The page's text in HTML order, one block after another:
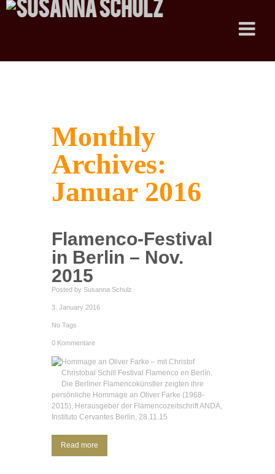
Monthly
Archives:
Januar 2016
Flamenco-Festival
in Berlin – Nov.
2015
Posted by Susanna Schulz
3. January 2016
No Tags
0 Kommentare
Hommage an Oliver Farke – mit Christof
Christobal Schill Festival Flamenco en Berlín.
Die Berliner Flamencokünstler zeigten ihre
persönliche Hommage an Oliver Farke (1968-
2015), Herausgeber der Flamencozeitschrift ANDA,
Instituto Cervantes Berlin, 28.11.15
Read more